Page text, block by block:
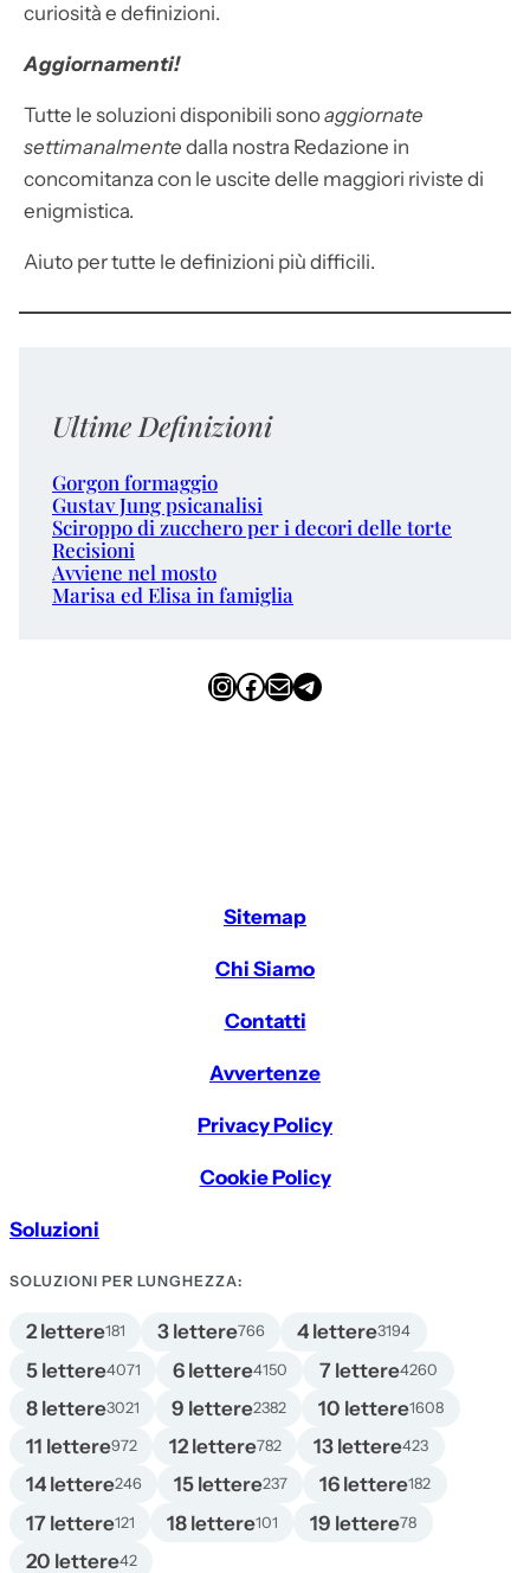
curiosità e definizioni.
Aggiornamenti!
Tutte le soluzioni disponibili sonoaggiornate
settimanalmente dalla nostra Redazione in
concomitanza con le uscite delle maggiori riviste di
enigmistica.
Aiuto per tutte le definizioni più difficili.
Ultime Definizioni
Gorgon formaggio
Gustav Jung psicanalisi
Sciroppo di zucchero per i decori delle torte
Recisioni
Avviene nel mosto
Marisa ed Elisa in famiglia
InstagramFacebook Email Telegram
Sitemap
Chi Siamo
Contatti
Avvertenze
Privacy Policy
Cookie Policy
Soluzioni
SOLUZIONI PER LUNGHEZZA:
2 lettere181 3 lettere766 4 lettere3194
5 lettere4071 6 lettere4150 7 lettere4260
8 lettere3021 9 lettere2382 10 lettere1608
11 lettere972 12 lettere782 13 lettere423
14 lettere246 15 lettere237 16 lettere182
17 lettere121 18 lettere101 19 lettere78
20 lettere42